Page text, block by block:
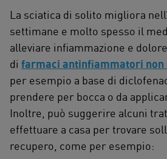
La sciatica di solito migliora
settimane e molto spesso il
alleviare infiammazione e
di farmaci antinfiammatori non
per esempio a base di
prendere per bocca o da
Inoltre, può suggerire alcuni
effettuare a casa per trovare
recupero, come per esempio: